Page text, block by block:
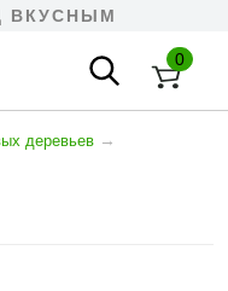
ВКУСНЫМ
0
деревьев →